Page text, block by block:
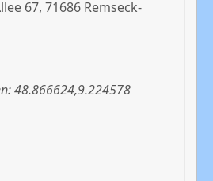
67, 71686 Remseck-
48.866624,9.224578